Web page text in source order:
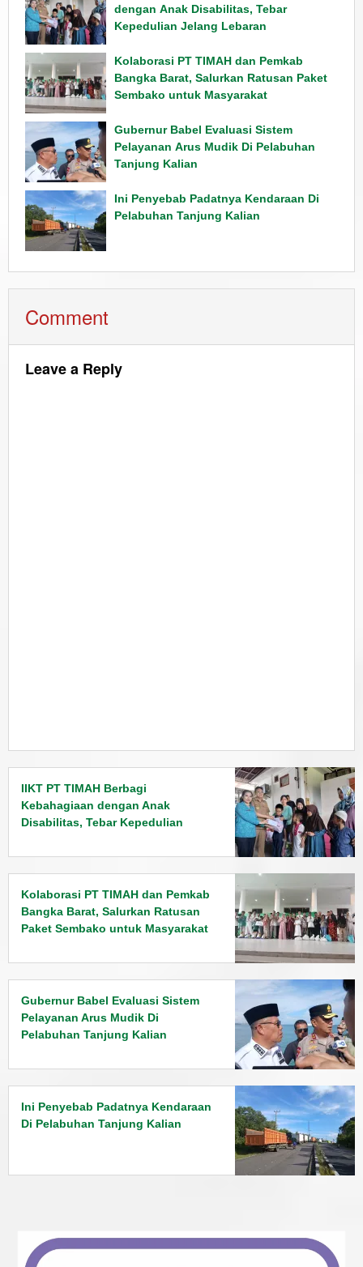
dengan Anak Disabilitas, Tebar
Kepedulian Jelang Lebaran
Kolaborasi PT TIMAH dan Pemkab
Bangka Barat, Salurkan Ratusan Paket
Sembako untuk Masyarakat
Gubernur Babel Evaluasi Sistem
Pelayanan Arus Mudik Di Pelabuhan
Tanjung Kalian
Ini Penyebab Padatnya Kendaraan Di
Pelabuhan Tanjung Kalian
Comment
Leave a Reply
IIKT PT TIMAH Berbagi
Kebahagiaan dengan Anak
Disabilitas, Tebar Kepedulian
Kolaborasi PT TIMAH dan Pemkab
Bangka Barat, Salurkan Ratusan
Paket Sembako untuk Masyarakat
Gubernur Babel Evaluasi Sistem
Pelayanan Arus Mudik Di
Pelabuhan Tanjung Kalian
Ini Penyebab Padatnya Kendaraan
Di Pelabuhan Tanjung Kalian